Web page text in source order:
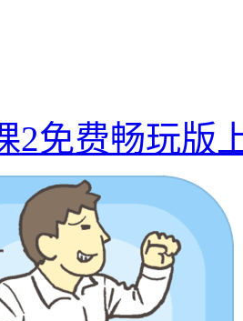
H5最新兑换
闸门仓激活
2023兑换码
兑换码输入